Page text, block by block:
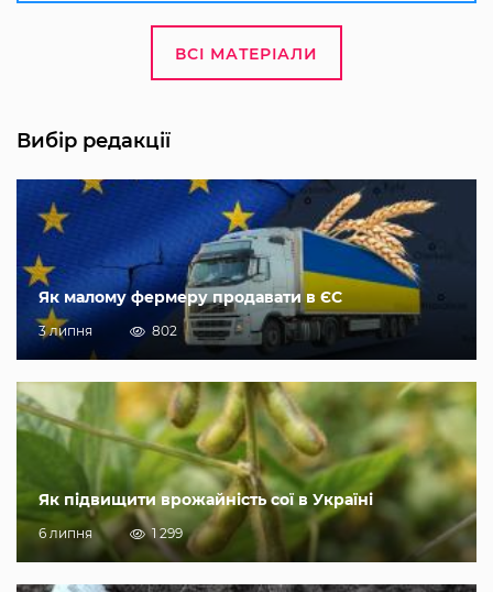
ВСІ МАТЕРІАЛИ
Вибір редакції
Як малому фермеру продавати в ЄС
3 липня 802
Як підвищити врожайність сої в Україні
6 липня 1 299